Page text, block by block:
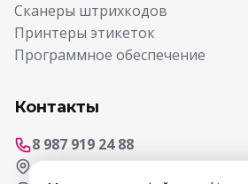
Сканеры штрихкодов
Принтеры этикеток
Программное обеспечение
Контакты
8 987 919 24 88
г. Самара, ул. Ерошевского,